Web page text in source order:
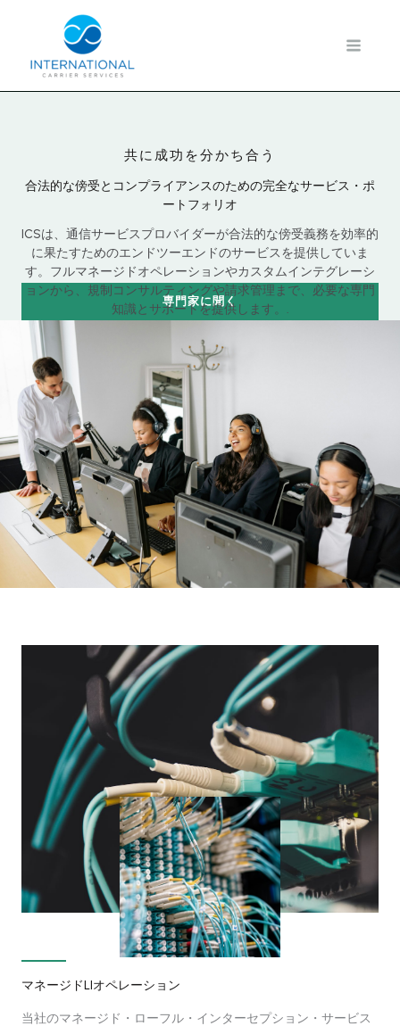
共に成功を分かち合う
合法的な傍受とコンプライアンスのための完全なサービス・ポ
ートフォリオ
ICSは、通信サービスプロバイダーが合法的な傍受義務を効率的
に果たすためのエンドツーエンドのサービスを提供していま
す。フルマネージドオペレーションやカスタムインテグレーシ
ョンから、規制コンサルティングや請求管理まで、必要な専門
知識とサポートを提供します。.
専門家に聞く
マネージドLIオペレーション
当社のマネージド・ローフル・インターセプション・サービス